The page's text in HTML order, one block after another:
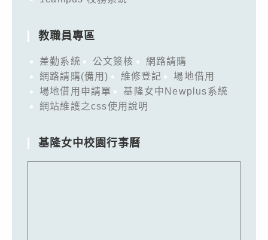
教職員專區
差勤系統 公文簽核
網路請購
網路請購(備用)
維修登記
場地借用
場地借用申請單
基隆女中Newplus系統
網站維護之css使用說明
基隆女中校園行事曆